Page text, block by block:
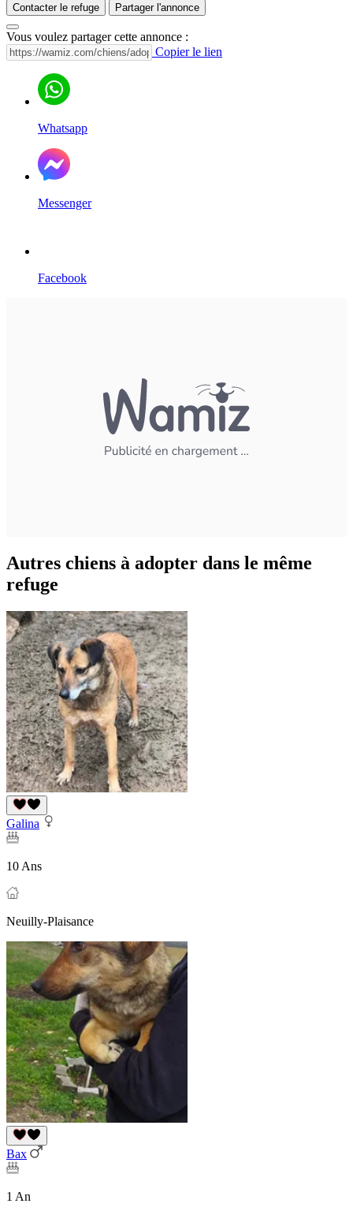
Contacter le refuge Partager l'annonce
Vous voulez partager cette annonce :
Copier le lien
Whatsapp
Messenger
Facebook
Autres chiens à adopter dans le même
refuge
Galina
10 Ans
Neuilly-Plaisance
Bax
1 An